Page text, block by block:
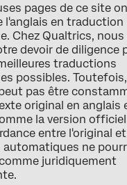
pages de ce site
l'anglais en traduction
Chez Qualtrics, nous
devoir de diligence
traductions
possibles.
pas être
original en anglais
la version
entre l'original
ne
juridiquement